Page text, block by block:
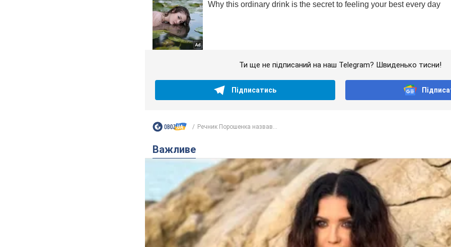
Ти ще не підписаний на наш Telegram? Швиденько тисни!
Підписатись
Речник Порошенка назвав...
Важливе